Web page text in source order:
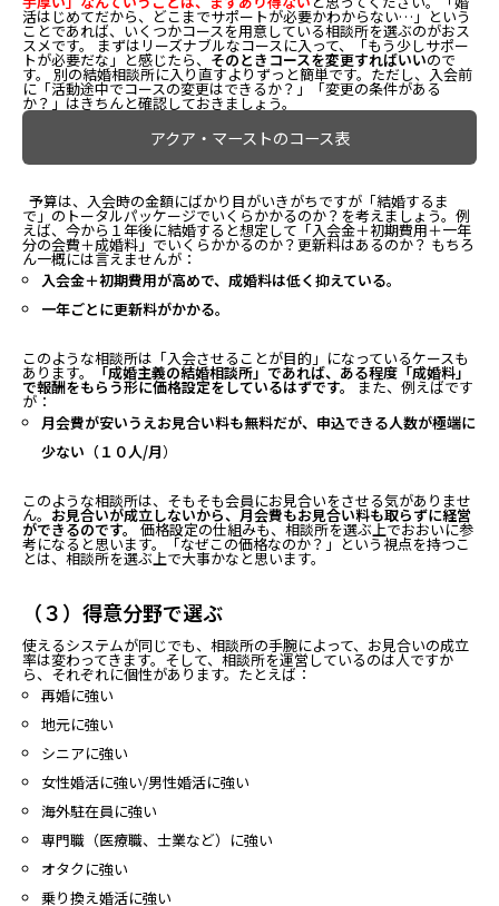
活はじめてだから、どこまでサポートが必要かわからない…」という
ことであれば、いくつかコースを用意している相談所を選ぶのがおス
スメです。 まずはリーズナブルなコースに入って、「もう少しサポー
トが必要だな」と感じたら、 そのときコースを変更すればいいので
す。 別の結婚相談所に入り直すよりずっと簡単です。ただし、入会前
に「活動途中でコースの変更はできるか？」「変更の条件がある
か？」はきちんと確認しておきましょう。
アクア・マーストのコース表
予算は、入会時の金額にばかり目がいきがちですが「結婚するま
で」のトータルパッケージでいくらかかるのか？を考えましょう。例
えば、今から１年後に結婚すると想定して「入会金＋初期費用＋一年
分の会費＋成婚料」でいくらかかるのか？更新料はあるのか？ もちろ
ん一概には言えませんが：
入会金＋初期費用が高めで、成婚料は低く抑えている。
一年ごとに更新料がかかる。
このような相談所は「入会させることが目的」になっているケースも
あります。 「成婚主義の結婚相談所」であれば、ある程度「成婚料」
で報酬をもらう形に価格設定をしているはずです。 また、例えばです
が：
月会費が安いうえお見合い料も無料だが、申込できる人数が極端に
少ない（１０人/月）
このような相談所は、そもそも会員にお見合いをさせる気がありませ
ん。 お見合いが成立しないから、月会費もお見合い料も取らずに経営
ができるのです。 価格設定の仕組みも、相談所を選ぶ上でおおいに参
考になると思います。「なぜこの価格なのか？」という視点を持つこ
とは、相談所を選ぶ上で大事かなと思います。
（３）得意分野で選ぶ
使えるシステムが同じでも、相談所の手腕によって、お見合いの成立
率は変わってきます。そして、相談所を運営しているのは人ですか
ら、それぞれに個性があります。たとえば：
再婚に強い
地元に強い
シニアに強い
女性婚活に強い/男性婚活に強い
海外駐在員に強い
専門職（医療職、士業など）に強い
オタクに強い
乗り換え婚活に強い